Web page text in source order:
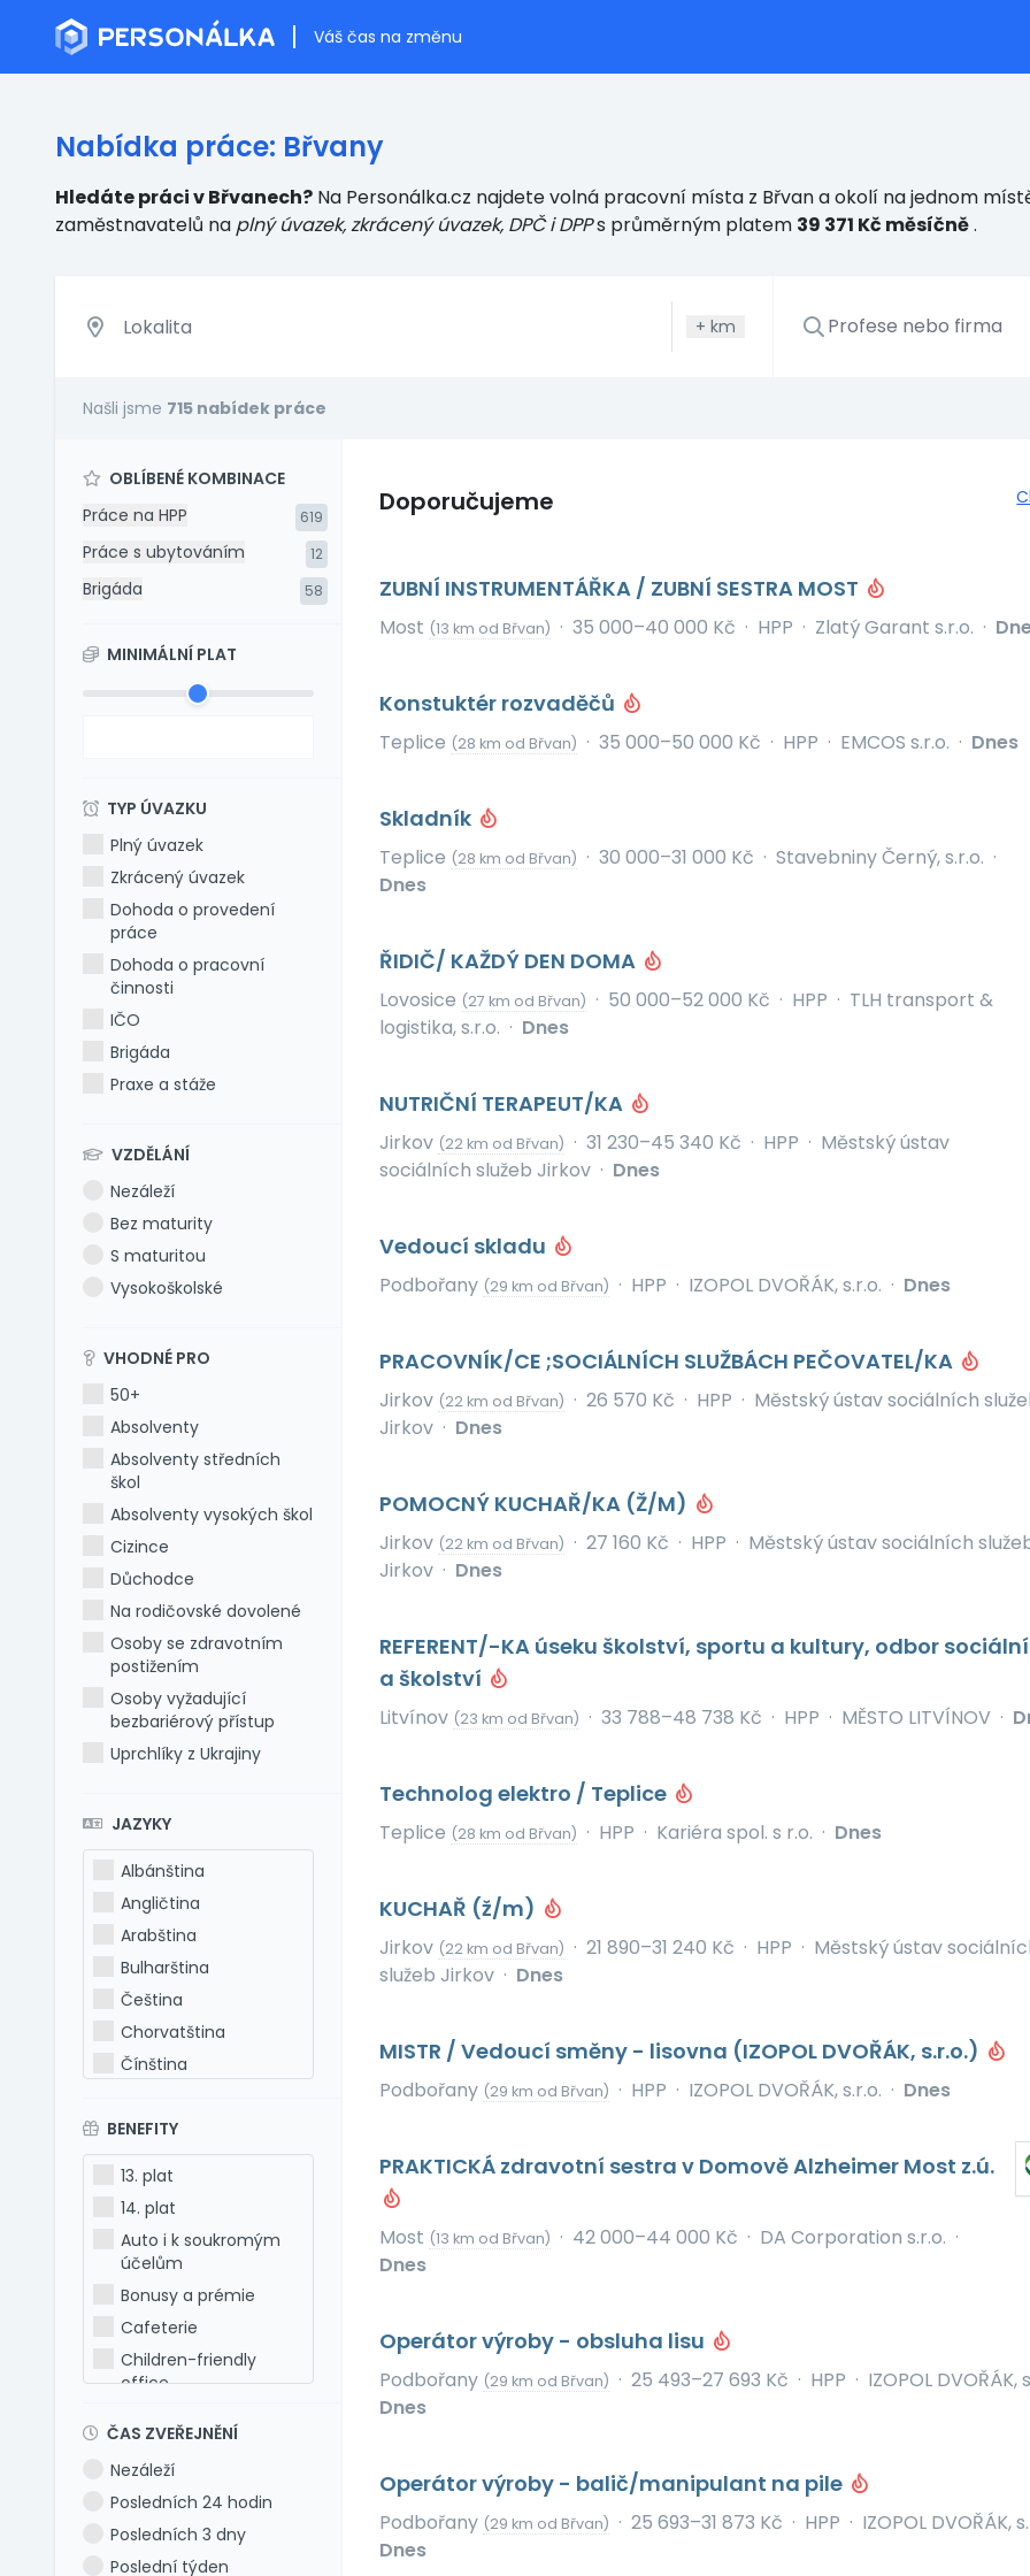
Váš čas na změnu
Nabídka práce: Břvany
Hledáte práci v Břvanech? Na Personálka.cz najdete volná pracovní místa z Břvan a okolí na jednom
zaměstnavatelů na plný úvazek, zkrácený úvazek, DPČ i DPPs průměrným platem 39 371 Kč měsíčně.
+ km
Našli jsme 715 nabídek práce
OBLÍBENÉ KOMBINACE
Práce na HPP
619
Práce s ubytováním 12
Brigáda 58
MINIMÁLNÍ PLAT
TYP ÚVAZKU
Plný úvazek
Zkrácený úvazek
Dohoda o provedení
práce
Dohoda o pracovní
činnosti
IČO
Brigáda
Praxe a stáže
VZDĚLÁNÍ
Nezáleží
Bez maturity
S maturitou
Vysokoškolské
VHODNÉ PRO
50+
Absolventy
Absolventy středních
škol
Absolventy vysokých škol
Cizince
Důchodce
Na rodičovské dovolené
Osoby se zdravotním
postižením
Osoby vyžadující
bezbariérový přístup
Uprchlíky z Ukrajiny
JAZYKY
Albánština
Angličtina
Arabština
Bulharština
Čeština
Chorvatština
Čínština
Francouzština
Hebrejština
Holandština
Italština
Japonština
Latina
Litevština
Lotyšština
Maďarština
Makedonština
Polština
Portugalština
Rumunština
BENEFITY
13. plat
14. plat
Auto i k soukromým
účelům
Bonusy a prémie
Cafeterie
Children-friendly
office
Dovolená 6 týdnů
Dovolená navíc
Firemní akce
ČAS ZVEŘEJNĚNÍ
Nezáleží
Posledních 24 hodin
Posledních 3 dny
Poslední týden
Doporučujeme
ZUBNÍ INSTRUMENTÁŘKA / ZUBNÍ SESTRA MOST
Most (13 km od Břvan) · 35 000–40 000 Kč · HPP · Zlatý Garant s.r.o. ·
Konstuktér rozvaděčů
Teplice (28 km od Břvan) · 35 000–50 000 Kč · HPP · EMCOS s.r.o. · Dnes
Skladník
Teplice (28 km od Břvan) · 30 000–31 000 Kč · Stavebniny Černý, s.r.o. ·
Dnes
ŘIDIČ/ KAŽDÝ DEN DOMA
Lovosice (27 km od Břvan) · 50 000–52 000 Kč · HPP · TLH transport &
logistika, s.r.o. · Dnes
NUTRIČNÍ TERAPEUT/KA
Jirkov (22 km od Břvan) · 31 230–45 340 Kč · HPP · Městský ústav
sociálních služeb Jirkov · Dnes
Vedoucí skladu
Podbořany (29 km od Břvan) · HPP · IZOPOL DVOŘÁK, s.r.o. · Dnes
PRACOVNÍK/CE ;SOCIÁLNÍCH SLUŽBÁCH PEČOVATEL/KA
Jirkov (22 km od Břvan) · 26 570 Kč · HPP · Městský ústav sociálních
Jirkov · Dnes
POMOCNÝ KUCHAŘ/KA (Ž/M)
Jirkov (22 km od Břvan) · 27 160 Kč · HPP · Městský ústav sociálních
Jirkov · Dnes
REFERENT/-KA úseku školství, sportu a kultury, odbor
a školství
Litvínov (23 km od Břvan) · 33 788–48 738 Kč · HPP · MĚSTO LITVÍNOV ·
Technolog elektro / Teplice
Teplice (28 km od Břvan) · HPP · Kariéra spol. s r.o. · Dnes
KUCHAŘ (ž/m)
Jirkov (22 km od Břvan) · 21 890–31 240 Kč · HPP · Městský ústav
služeb Jirkov · Dnes
MISTR / Vedoucí směny - lisovna (IZOPOL DVOŘÁK, s.r.o.)
Podbořany (29 km od Břvan) · HPP · IZOPOL DVOŘÁK, s.r.o. · Dnes
PRAKTICKÁ zdravotní sestra v Domově Alzheimer Most z.ú.
Most (13 km od Břvan) · 42 000–44 000 Kč · DA Corporation s.r.o. ·
Dnes
Operátor výroby - obsluha lisu
Podbořany (29 km od Břvan) · 25 493–27 693 Kč · HPP · IZOPOL DVOŘÁK,
Dnes
Operátor výroby - balič/manipulant na pile
Podbořany (29 km od Břvan) · 25 693–31 873 Kč · HPP · IZOPOL DVOŘÁK,
Dnes